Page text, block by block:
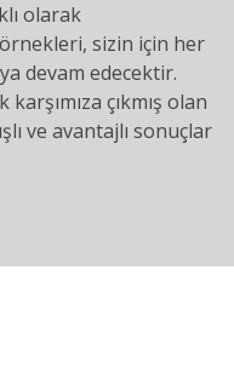
olarak
sizin için her
devam edecektir.
çıkmış olan
ve avantajlı sonuçlar